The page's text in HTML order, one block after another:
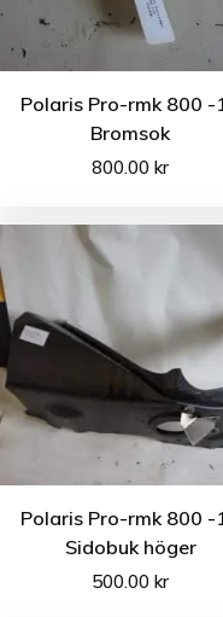
Polaris Pro-rmk 800 -
Bromsok
800.00kr
Polaris Pro-rmk 800 -
Sidobuk höger
500.00kr